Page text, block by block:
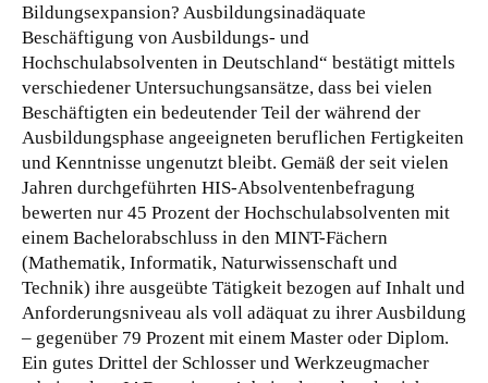
Bildungsexpansion? Ausbildungsinadäquate
Beschäftigung von Ausbildungs- und
Hochschulabsolventen in Deutschland“ bestätigt mittels
verschiedener Untersuchungsansätze, dass bei vielen
Beschäftigten ein bedeutender Teil der während der
Ausbildungsphase angeeigneten beruflichen Fertigkeiten
und Kenntnisse ungenutzt bleibt. Gemäß der seit vielen
Jahren durchgeführten HIS-Absolventenbefragung
bewerten nur 45 Prozent der Hochschulabsolventen mit
einem Bachelorabschluss in den MINT-Fächern
(Mathematik, Informatik, Naturwissenschaft und
Technik) ihre ausgeübte Tätigkeit bezogen auf Inhalt und
Anforderungsniveau als voll adäquat zu ihrer Ausbildung
– gegenüber 79 Prozent mit einem Master oder Diplom.
Ein gutes Drittel der Schlosser und Werkzeugmacher